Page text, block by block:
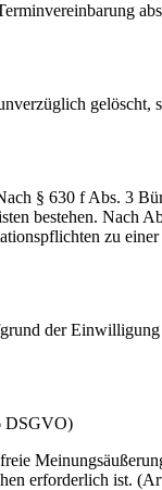
gelöscht,
§ 630 f Abs. 3
bestehen. Nach
zu
der
DSGVO)
erforderlich ist.